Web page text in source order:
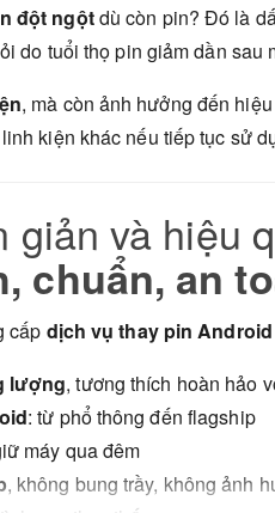
đột ngộtdù còn pin? Đó là
do tuổi thọ pin giảm dần sau
, mà còn ảnh hưởng đến
kiện khác nếu tiếp tục sử
giản và hiệu
chuẩn, an
cấp dịch vụ thay pin
lượng, tương thích hoàn hảo
: từ phổ thông đến flagship
máy qua đêm
, không bung trầy, không ảnh